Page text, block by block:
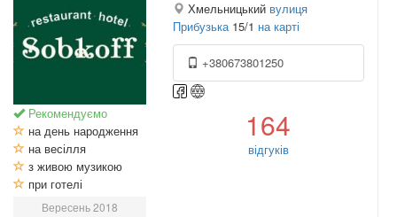
Рекомендуємо
на день народження
на весілля
з живою музикою
при готелі
Вересень 2018
Хмельницький вулиця
Прибузька 15/1 на карті
+380673801250
164
відгуків